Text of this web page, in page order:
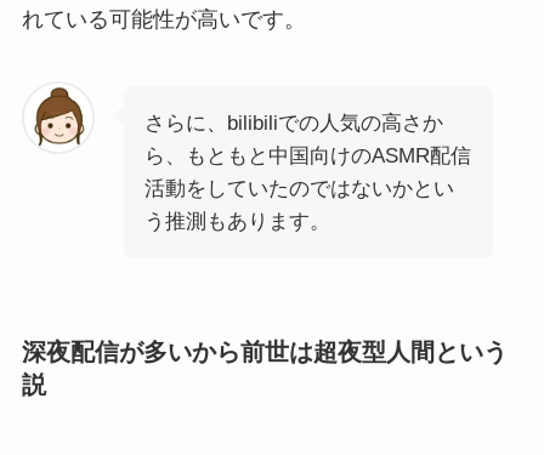
れている可能性が高いです。
さらに、bilibiliでの人気の高さか
ら、もともと中国向けのASMR配信
活動をしていたのではないかとい
う推測もあります。
深夜配信が多いから前世は超夜型人間という
説